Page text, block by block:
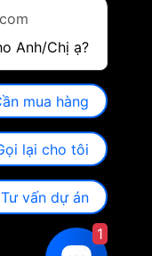
mua hàng
lại cho tôi
Tư vấn dự án
1